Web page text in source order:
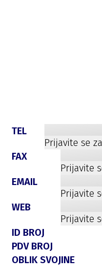
TEL
Prijavite se
FAX
Prijavite
EMAIL
Prijavite
WEB
Prijavite
ID BROJ
PDV BROJ
OBLIK SVOJINE